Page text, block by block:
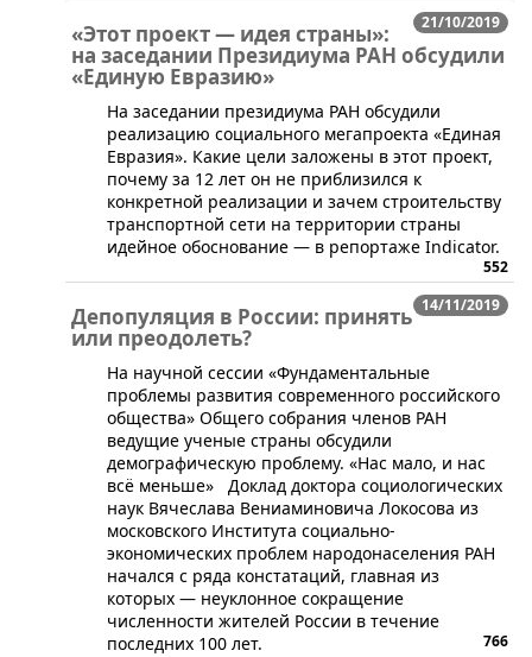
21/10/2019
«Этот проект — идея страны»:
на заседании Президиума РАН обсудили
«Единую Евразию»
На заседании президиума РАН обсудили
реализацию социального мегапроекта «Единая
Евразия». Какие цели заложены в этот проект,
почему за 12 лет он не приблизился к
конкретной реализации и зачем строительству
транспортной сети на территории страны
идейное обоснование — в репортаже Indicator.
552
14/11/2019
Депопуляция в России: принять
или преодолеть?
​На научной сессии «Фундаментальные
проблемы развития современного российского
общества» Общего собрания членов РАН
ведущие ученые страны обсудили
демографическую проблему. «Нас мало, и нас
всё меньше» Доклад доктора социологических
наук Вячеслава Вениаминовича Локосова из
московского Института социально-
экономических проблем народонаселения РАН
начался с ряда констатаций, главная из
которых ― неуклонное сокращение
численности жителей России в течение
последних 100 лет.
766